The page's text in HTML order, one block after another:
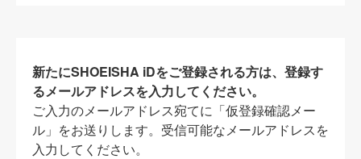
新たにSHOEISHA iDをご登録される方は、登録す
るメールアドレスを入力してください。
ご入力のメールアドレス宛てに「仮登録確認メー
ル」をお送りします。受信可能なメールアドレスを
入力してください。